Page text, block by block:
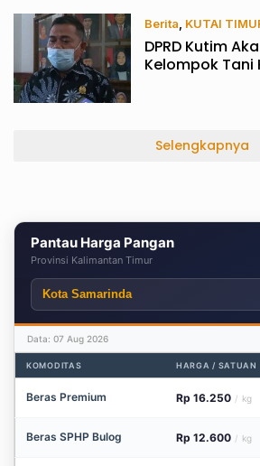
Berita, KUTAI
10/06/2022
DPRD Kutim
Kelompok Tani
Selengkapnya
Pantau Harga Pangan
Provinsi Kalimantan Timur
Data: 07 Aug 2026
KOMODITAS HARGA / SATUAN
Beras Premium Rp 16.250 / kg
Beras SPHP Bulog Rp 12.600 / kg